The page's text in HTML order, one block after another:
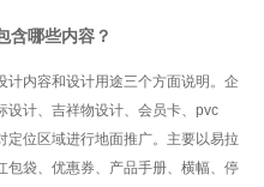
含哪些内容？
计内容和设计用途三个方面说明。企
设计、吉祥物设计、会员卡、pvc
定位区域进行地面推广。主要以易拉
包袋、优惠券、产品手册、横幅、停